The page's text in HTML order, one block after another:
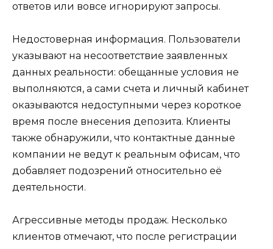
ответов или вовсе игнорируют запросы.
Недостоверная информация. Пользователи
указывают на несоответствие заявленных
данных реальности: обещанные условия не
выполняются, а сами счета и личный кабинет
оказываются недоступными через короткое
время после внесения депозита. Клиенты
также обнаружили, что контактные данные
компании не ведут к реальным офисам, что
добавляет подозрений относительно её
деятельности.
Агрессивные методы продаж. Несколько
клиентов отмечают, что после регистрации